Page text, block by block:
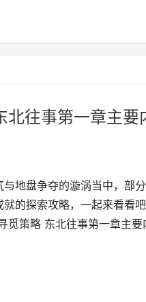
北往事第一章主要
地盘争夺的漩涡当中，部
的探索攻略，一起来看看
觅策略 东北往事第一章主要